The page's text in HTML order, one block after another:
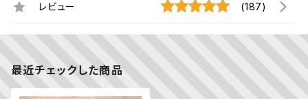
レビュー (187)
最近チェックした商品